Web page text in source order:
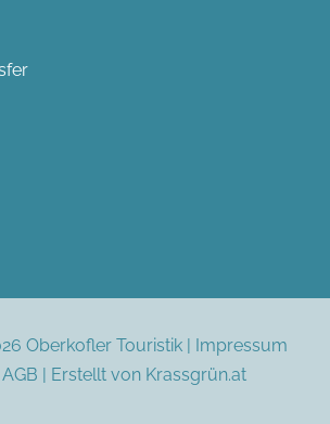
Oberkofler Touristik | Impressum
AGB | Erstellt von Krassgrün.at